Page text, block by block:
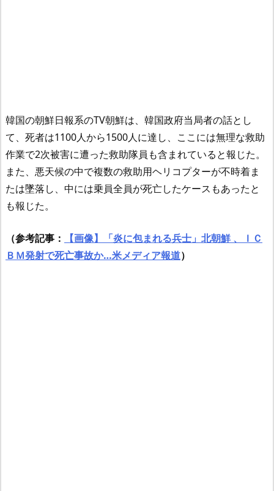
韓国の朝鮮日報系のTV朝鮮は、韓国政府当局者の話とし
て、死者は1100人から1500人に達し、ここには無理な救助
作業で2次被害に遭った救助隊員も含まれていると報じた。
また、悪天候の中で複数の救助用ヘリコプターが不時着ま
たは墜落し、中には乗員全員が死亡したケースもあったと
も報じた。
（参考記事：
【画像】「炎に包まれる兵士」北朝鮮 、ＩＣ
ＢＭ発射で死亡事故か…米メディア報道）